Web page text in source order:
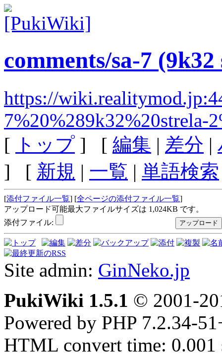
comments/sa-7
https://
7%20%289k32%20strela-
[ トップ ] [ 編集 | 差分 |
] [ 新規 | 一覧 | 単語検索
[添付ファイル一覧] [全ページの添付ファイル一覧]
アップロード可能最大ファイルサイズは 1,024KB です。
添付ファイル:
Site admin: GinNeko.jp
PukiWiki 1.5.1 © 2001-
Powered by PHP 7.2.34-
HTML convert time: 0.001